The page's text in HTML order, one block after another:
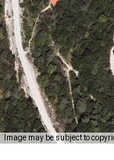
Image may be subject to